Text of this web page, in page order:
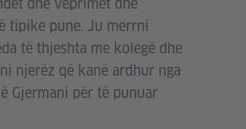
tipike pune. Ju merrni
të thjeshta me kolegë dhe
njerëz që kanë ardhur nga
Gjermani për të punuar